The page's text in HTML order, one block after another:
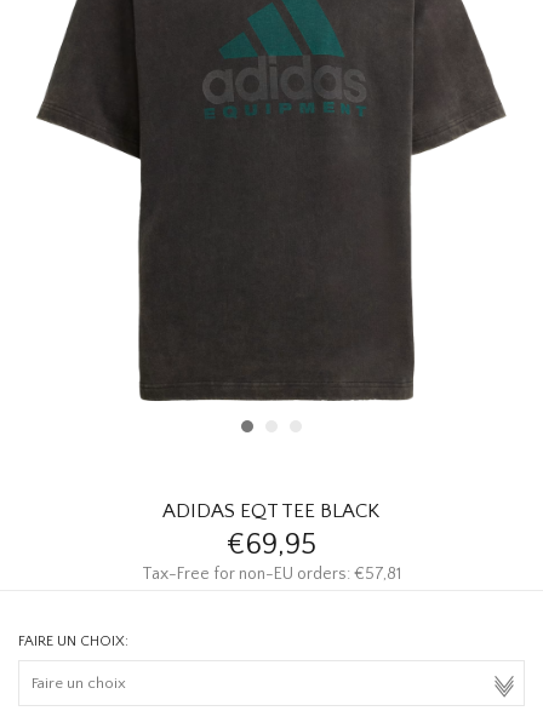
SKATEBOARD
HOMEWARE
ADIDAS EQT TEE BLACK
€69,95
Tax-Free for non-EU orders: €57,81
FAIRE UN CHOIX: